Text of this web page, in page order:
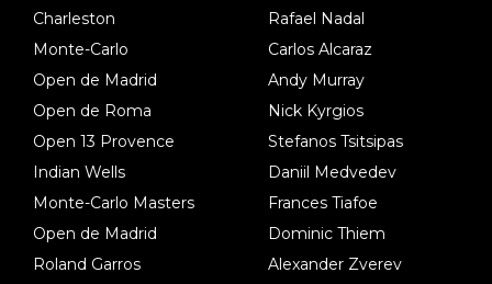
Charleston
Monte-Carlo
Open de Madrid
Open de Roma
Open 13 Provence
Indian Wells
Monte-Carlo Masters
Open de Madrid
Roland Garros
Rafael Nadal
Carlos Alcaraz
Andy Murray
Nick Kyrgios
Stefanos Tsitsipas
Daniil Medvedev
Frances Tiafoe
Dominic Thiem
Alexander Zverev